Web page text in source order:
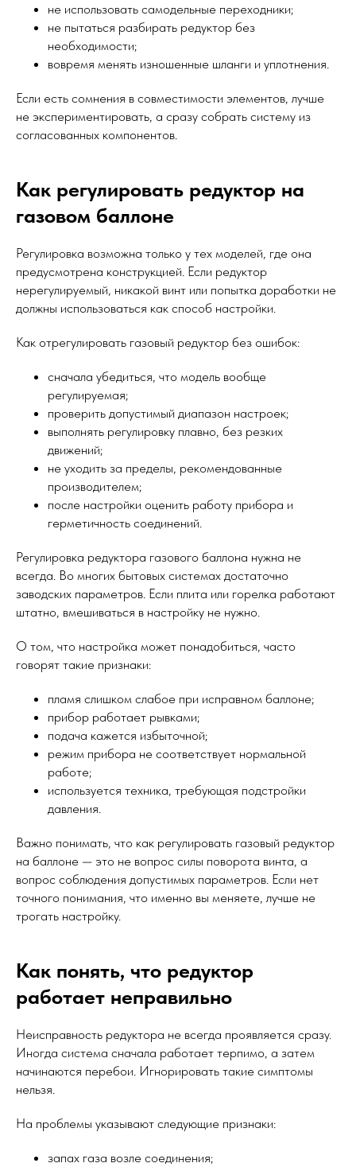
не использовать самодельные переходники;
не пытаться разбирать редуктор без
необходимости;
вовремя менять изношенные шланги и уплотнения.
Если есть сомнения в совместимости элементов, лучше
не экспериментировать, а сразу собрать систему из
согласованных компонентов.
Как регулировать редуктор на
газовом баллоне
Регулировка возможна только у тех моделей, где она
предусмотрена конструкцией. Если редуктор
нерегулируемый, никакой винт или попытка доработки не
должны использоваться как способ настройки.
Как отрегулировать газовый редуктор без ошибок:
сначала убедиться, что модель вообще
регулируемая;
проверить допустимый диапазон настроек;
выполнять регулировку плавно, без резких
движений;
не уходить за пределы, рекомендованные
производителем;
после настройки оценить работу прибора и
герметичность соединений.
Регулировка редуктора газового баллона нужна не
всегда. Во многих бытовых системах достаточно
заводских параметров. Если плита или горелка работают
штатно, вмешиваться в настройку не нужно.
О том, что настройка может понадобиться, часто
говорят такие признаки:
пламя слишком слабое при исправном баллоне;
прибор работает рывками;
подача кажется избыточной;
режим прибора не соответствует нормальной
работе;
используется техника, требующая подстройки
давления.
Важно понимать, что как регулировать газовый редуктор
на баллоне — это не вопрос силы поворота винта, а
вопрос соблюдения допустимых параметров. Если нет
точного понимания, что именно вы меняете, лучше не
трогать настройку.
Как понять, что редуктор
работает неправильно
Неисправность редуктора не всегда проявляется сразу.
Иногда система сначала работает терпимо, а затем
начинаются перебои. Игнорировать такие симптомы
нельзя.
На проблемы указывают следующие признаки:
запах газа возле соединения;